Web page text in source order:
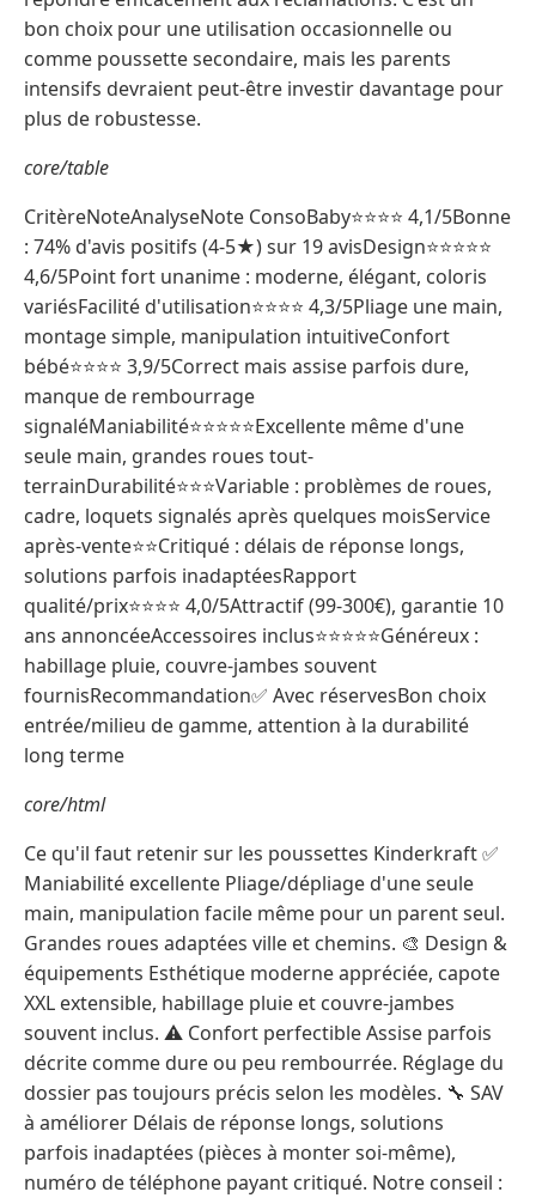
bon choix pour une utilisation occasionnelle ou
comme poussette secondaire, mais les parents
intensifs devraient peut-être investir davantage pour
plus de robustesse.
core/table
CritèreNoteAnalyseNote ConsoBaby⭐⭐⭐⭐ 4,1/5Bonne
: 74% d'avis positifs (4-5★) sur 19 avisDesign⭐⭐⭐⭐⭐
4,6/5Point fort unanime : moderne, élégant, coloris
variésFacilité d'utilisation⭐⭐⭐⭐ 4,3/5Pliage une main,
montage simple, manipulation intuitiveConfort
bébé⭐⭐⭐⭐ 3,9/5Correct mais assise parfois dure,
manque de rembourrage
signaléManiabilité⭐⭐⭐⭐⭐Excellente même d'une
seule main, grandes roues tout-
terrainDurabilité⭐⭐⭐Variable : problèmes de roues,
cadre, loquets signalés après quelques moisService
après-vente⭐⭐Critiqué : délais de réponse longs,
solutions parfois inadaptéesRapport
qualité/prix⭐⭐⭐⭐ 4,0/5Attractif (99-300€), garantie 10
ans annoncéeAccessoires inclus⭐⭐⭐⭐⭐Généreux :
habillage pluie, couvre-jambes souvent
fournisRecommandation✅ Avec réservesBon choix
entrée/milieu de gamme, attention à la durabilité
long terme
core/html
Ce qu'il faut retenir sur les poussettes Kinderkraft ✅
Maniabilité excellente Pliage/dépliage d'une seule
main, manipulation facile même pour un parent seul.
Grandes roues adaptées ville et chemins. 🎨 Design &
équipements Esthétique moderne appréciée, capote
XXL extensible, habillage pluie et couvre-jambes
souvent inclus. ⚠️ Confort perfectible Assise parfois
décrite comme dure ou peu rembourrée. Réglage du
dossier pas toujours précis selon les modèles. 🔧 SAV
à améliorer Délais de réponse longs, solutions
parfois inadaptées (pièces à monter soi-même),
numéro de téléphone payant critiqué. Notre conseil :